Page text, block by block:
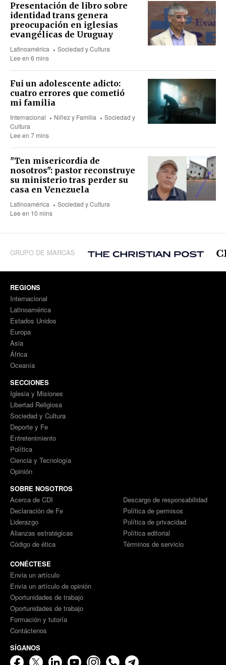
Presentación de libro sobre
identidad trans genera
preocupación en iglesias
evangélicas de Uruguay
Latinoamérica
Sociedad y Cultura
Lee en 6 mins
Fui un adolescente adicto:
cuatro errores que cometió
mi familia
Internacional Niñez y Familia
Sociedad y
Cultura
Lee en 7 mins
"Ten misericordia de
nosotros": pastor reconstruye
su ministerio tras perder su
casa en Venezuela
Latinoamérica
Sociedad y Cultura
Lee en 10 mins
GRUPO DE MARCAS
REGIONS
Internacional
Latinoamérica
Estados Unidos
Europa
Asia
África
Oceanía
SECCIONES
Iglesia y Misiones
Libertad Religiosa
Sociedad y Cultura
Deporte y Fe
Entretenimiento
Política
Ciencia y Tecnología
Opinión
SOBRE NOSOTROS
Acerca de CDI
Declaración de Fe
Liderazgo
Alianzas estratégicas
Código de ética
Descargo de responsabilidad
Política de permisos
Política de privacidad
Política editorial
Términos de servicio
CONÉCTESE
Envia un artículo
Envia un artículo de opinión
Oportunidades de trabajo
Oportunidades de trabajo
Formación y tutoría
Contáctenos
SÍGANOS